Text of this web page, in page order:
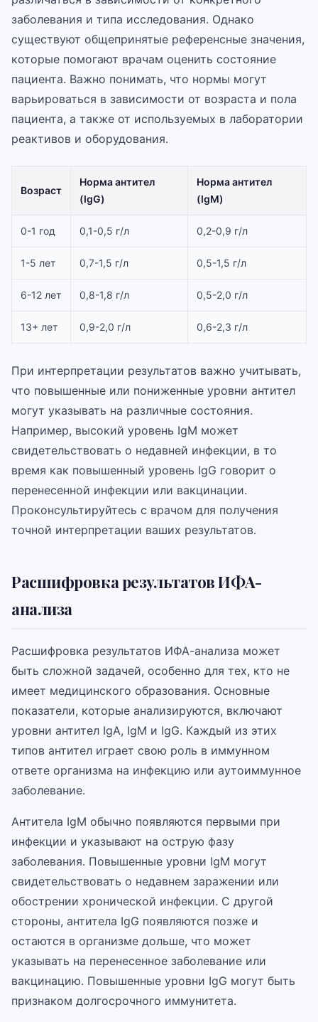
заболевания и типа исследования. Однако
существуют общепринятые референсные значения,
которые помогают врачам оценить состояние
пациента. Важно понимать, что нормы могут
варьироваться в зависимости от возраста и пола
пациента, а также от используемых в лаборатории
реактивов и оборудования.
Возраст
Норма антител
(IgG)
Норма антител
(IgM)
0-1 год 0,1-0,5 г/л 0,2-0,9 г/л
1-5 лет 0,7-1,5 г/л 0,5-1,5 г/л
6-12 лет 0,8-1,8 г/л 0,5-2,0 г/л
13+ лет 0,9-2,0 г/л 0,6-2,3 г/л
При интерпретации результатов важно учитывать,
что повышенные или пониженные уровни антител
могут указывать на различные состояния.
Например, высокий уровень IgM может
свидетельствовать о недавней инфекции, в то
время как повышенный уровень IgG говорит о
перенесенной инфекции или вакцинации.
Проконсультируйтесь с врачом для получения
точной интерпретации ваших результатов.
Расшифровка результатов ИФА-
анализа
Расшифровка результатов ИФА-анализа может
быть сложной задачей, особенно для тех, кто не
имеет медицинского образования. Основные
показатели, которые анализируются, включают
уровни антител IgA, IgM и IgG. Каждый из этих
типов антител играет свою роль в иммунном
ответе организма на инфекцию или аутоиммунное
заболевание.
Антитела IgM обычно появляются первыми при
инфекции и указывают на острую фазу
заболевания. Повышенные уровни IgM могут
свидетельствовать о недавнем заражении или
обострении хронической инфекции. С другой
стороны, антитела IgG появляются позже и
остаются в организме дольше, что может
указывать на перенесенное заболевание или
вакцинацию. Повышенные уровни IgG могут быть
признаком долгосрочного иммунитета.